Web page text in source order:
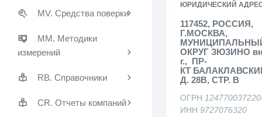
MV. Средства поверки
MM. Методики
измерений
RB. Справочники
CR. Отчеты компаний
ЮРИДИЧЕСКИЙ
117452, РОССИЯ,
Г.МОСКВА,
ОКРУГ ЗЮЗИНО
г., ПР-
КТ
Д. 28В, СТР. В
ОГРН
ИНН 9727076320